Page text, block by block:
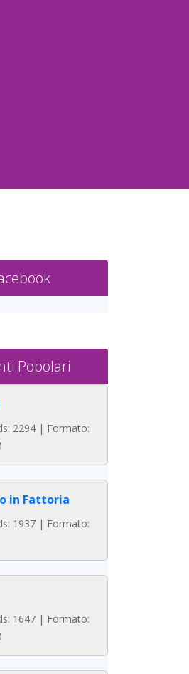
Popolari
2294 | Formato:
in Fattoria
1937 | Formato:
1647 | Formato: